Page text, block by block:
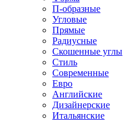
П-образные
Угловые
Прямые
Радиусные
Скошенные углы
Стиль
Современные
Евро
Английские
Дизайнерские
Итальянские